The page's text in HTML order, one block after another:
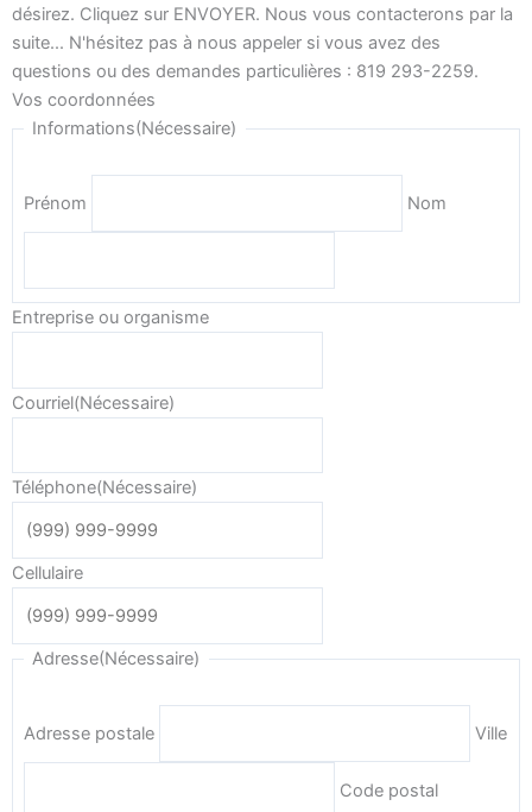
désirez. Cliquez sur ENVOYER. Nous vous contacterons par la
suite... N'hésitez pas à nous appeler si vous avez des
questions ou des demandes particulières : 819 293-2259.
Vos coordonnées
Informations(Nécessaire)
Prénom Nom
Entreprise ou organisme
Courriel(Nécessaire)
Téléphone(Nécessaire)
Cellulaire
Adresse(Nécessaire)
Adresse postale Ville
Code postal